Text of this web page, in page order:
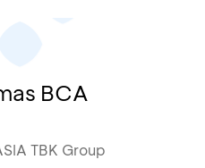
BCA
TBK Group